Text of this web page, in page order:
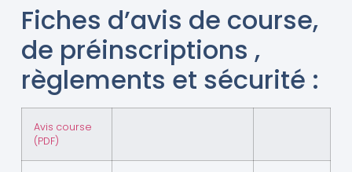
Fiches d’avis de course,
de préinscriptions ,
règlements et sécurité :
Avis course
(PDF)